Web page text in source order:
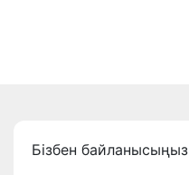
Бізбен байланысыңыз